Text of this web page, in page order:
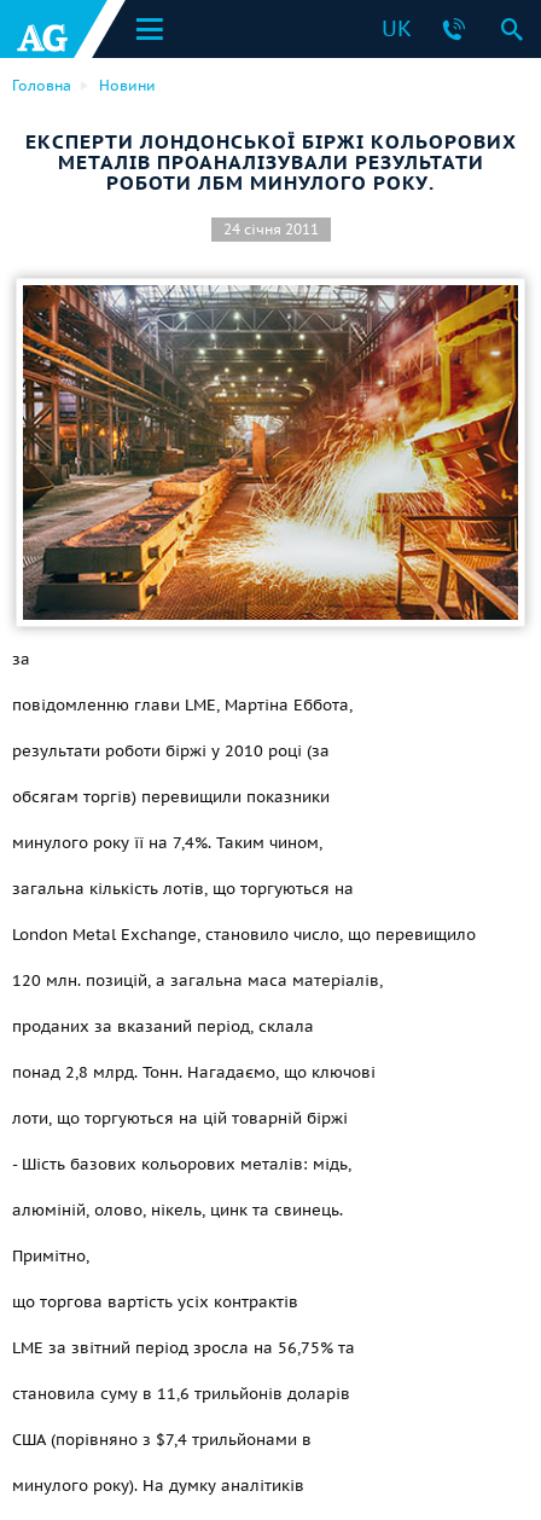
UK
Головна Новини
ЕКСПЕРТИ ЛОНДОНСЬКОЇ БІРЖІ КОЛЬОРОВИХ
МЕТАЛІВ ПРОАНАЛІЗУВАЛИ РЕЗУЛЬТАТИ
РОБОТИ ЛБМ МИНУЛОГО РОКУ.
24 січня 2011
за
повідомленню глави LME, Мартіна Еббота,
результати роботи біржі у 2010 році (за
обсягам торгів) перевищили показники
минулого року її на 7,4%. Таким чином,
загальна кількість лотів, що торгуються на
London Metal Exchange, становило число, що перевищило
120 млн. позицій, а загальна маса матеріалів,
проданих за вказаний період, склала
понад 2,8 млрд. Тонн. Нагадаємо, що ключові
лоти, що торгуються на цій товарній біржі
- Шість базових кольорових металів: мідь,
алюміній, олово, нікель, цинк та свинець.
Примітно,
що торгова вартість усіх контрактів
LME за звітний період зросла на 56,75% та
становила суму в 11,6 трильйонів доларів
США (порівняно з $7,4 трильйонами в
минулого року). На думку аналітиків